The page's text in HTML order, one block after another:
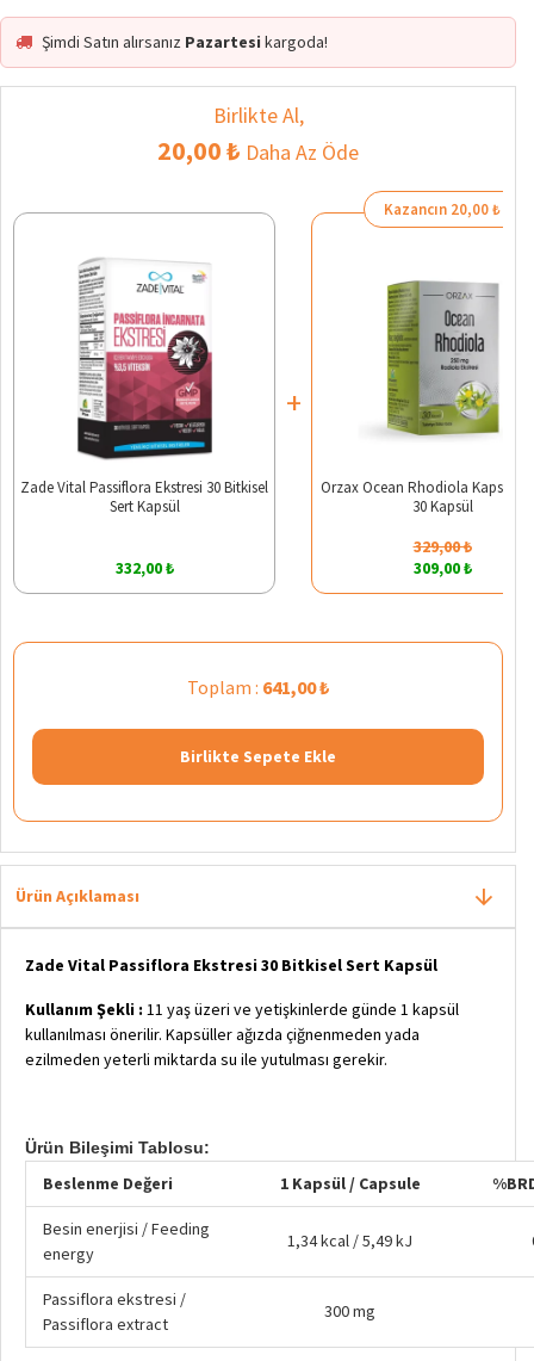
Şimdi Satın alırsanız Pazartesi kargoda!
Birlikte Al,
20,00 ₺ Daha Az Öde
Zade Vital Passiflora Ekstresi 30 Bitkisel
Sert Kapsül
332,00 ₺
+
Kazancın 20,00 ₺
Orzax Ocean Rhodiola Kapsül
30 Kapsül
329,00 ₺
309,00 ₺
Toplam : 641,00 ₺
Birlikte Sepete Ekle
Ürün Açıklaması
Zade Vital Passiflora Ekstresi 30 Bitkisel Sert Kapsül
Kullanım Şekli : 11 yaş üzeri ve yetişkinlerde günde 1 kapsül
kullanılması önerilir. Kapsüller ağızda çiğnenmeden yada
ezilmeden yeterli miktarda su ile yutulması gerekir.
Ürün Bileşimi Tablosu:
Beslenme Değeri 1 Kapsül / Capsule
Besin enerjisi / Feeding
energy
1,34 kcal / 5,49 kJ
Passiflora ekstresi /
Passiflora extract
300 mg